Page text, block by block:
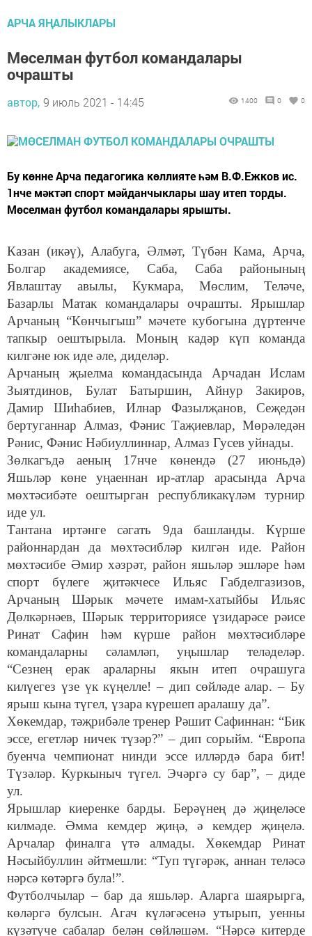
АРЧА ЯҢАЛЫКЛАРЫ
Мөселман футбол командалары
очрашты
автор, 9 июль 2021 - 14:45 1400 0 0
Бу көнне Арча педагогика көллияте һәм В.Ф.Ежков ис.
1нче мәктәп спорт мәйданчыклары шау итеп торды.
Мөселман футбол командалары ярышты.
Казан (икәү), Алабуга, Әлмәт, Түбән Кама, Арча,
Болгар академиясе, Саба, Саба районының
Явлаштау авылы, Кукмара, Мөслим, Теләче,
Базарлы Матак командалары очрашты. Ярышлар
Арчаның “Көнчыгыш” мәчете кубогына дүртенче
тапкыр оештырыла. Моның кадәр күп команда
килгәне юк иде әле, диделәр.
Арчаның җыелма командасында Арчадан Ислам
Зыятдинов, Булат Батыршин, Айнур Закиров,
Дамир Шиһабиев, Илнар Фазылҗанов, Сеҗедән
бертуганнар Алмаз, Фәнис Таҗиевлар, Мөрәледән
Рәнис, Фәнис Нәбиуллиннар, Алмаз Гусев уйнады.
Зөлкагъдә аеның 17нче көнендә (27 июньдә)
Яшьләр көне уңаеннан ир-атлар арасында Арча
мөхтәсибәте оештырган республикакүләм турнир
иде ул.
Тантана иртәнге сәгать 9да башланды. Күрше
районнардан да мөхтәсибләр килгән иде. Район
мөхтәсибе Әмир хәзрәт, район яшьләр эшләре һәм
спорт бүлеге җитәкчесе Ильяс Габделгазизов,
Арчаның Шәрык мәчете имам-хатыйбы Ильяс
Дөлкәрнәев, Шәрык территориясе үзидарәсе рәисе
Ринат Сафин һәм күрше район мөхтәсибләре
командаларны сәламләп, уңышлар теләделәр.
“Сезнең ерак араларны якын итеп очрашуга
килүегез үзе үк күңелле! – дип сөйләде алар. – Бу
ярыш кына түгел, үзара күрешеп аралашу да”.
Хөкемдар, тәҗрибәле тренер Рәшит Сафиннан: “Бик
эссе, егетләр ничек түзәр?” – дип сорыйм. “Европа
буенча чемпионат нинди эссе илләрдә бара бит!
Түзәләр. Куркыныч түгел. Эчәргә су бар”, – диде
ул.
Ярышлар киеренке барды. Берәүнең дә җиңеләсе
килмәде. Әмма кемдер җиңә, ә кемдер җиңелә.
Арчалар финалга үтә алмады. Хөкемдар Ринат
Нәсыйбуллин әйтмешли: “Туп түгәрәк, аннан теләсә
нәрсә көтәргә була!”.
Футболчылар – бар да яшьләр. Аларга шаярырга,
көләргә булсын. Агач күләгәсенә утырып, уенны
күзәтүче сабалар белән сөйләшәм. “Нәрсә китерде